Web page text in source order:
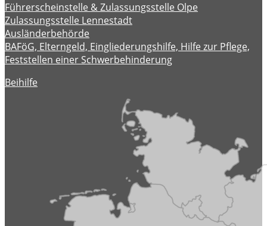
Führerscheinstelle & Zulassungsstelle Olpe
Zulassungsstelle Lennestadt
Ausländerbehörde
BAFöG, Elterngeld, Eingliederungshilfe, Hilfe zur Pflege,
Feststellen einer Schwerbehinderung
Beihilfe